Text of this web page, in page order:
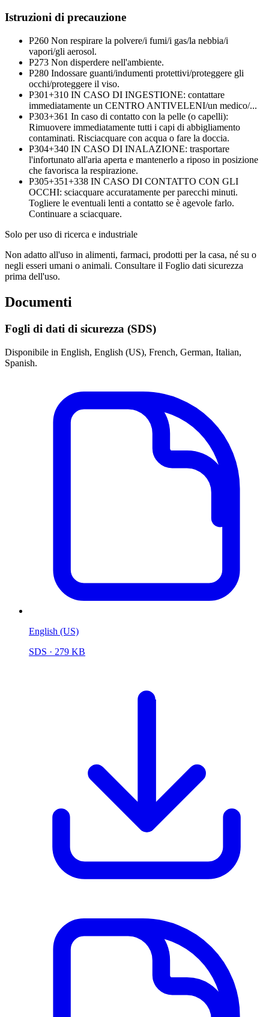
Istruzioni di precauzione
P260 Non respirare la polvere/i fumi/i gas/la nebbia/i
vapori/gli aerosol.
P273 Non disperdere nell'ambiente.
P280 Indossare guanti/indumenti protettivi/proteggere gli
occhi/proteggere il viso.
P301+310 IN CASO DI INGESTIONE: contattare
immediatamente un CENTRO ANTIVELENI/un medico/...
P303+361 In caso di contatto con la pelle (o capelli):
Rimuovere immediatamente tutti i capi di abbigliamento
contaminati. Risciacquare con acqua o fare la doccia.
P304+340 IN CASO DI INALAZIONE: trasportare
l'infortunato all'aria aperta e mantenerlo a riposo in posizione
che favorisca la respirazione.
P305+351+338 IN CASO DI CONTATTO CON GLI
OCCHI: sciacquare accuratamente per parecchi minuti.
Togliere le eventuali lenti a contatto se è agevole farlo.
Continuare a sciacquare.
Solo per uso di ricerca e industriale
Non adatto all'uso in alimenti, farmaci, prodotti per la casa, né su o
negli esseri umani o animali. Consultare il Foglio dati sicurezza
prima dell'uso.
Documenti
Fogli di dati di sicurezza (SDS)
Disponibile in English, English (US), French, German, Italian,
Spanish.
English (US)
SDS · 279 KB